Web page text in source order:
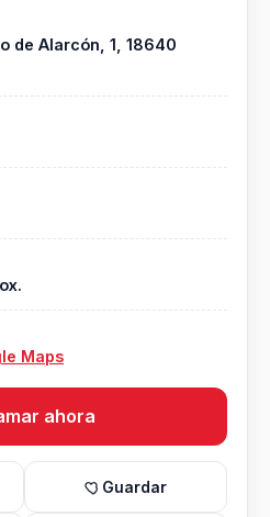
de Alarcón, 1, 18640
Maps
ahora
Guardar